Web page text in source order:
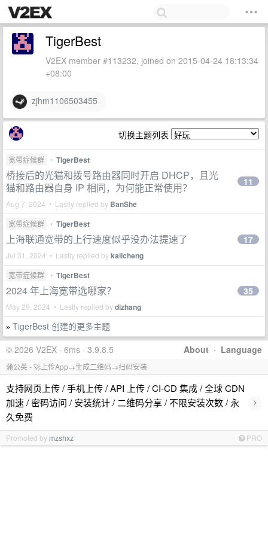
TigerBest
V2EX member #113232, joined on 2015-04-24 18:13:34
+08:00
zjhm1106503455
切换主题列表
宽带症候群 • TigerBest
桥接后的光猫和拨号路由器同时开启 DHCP，且光
猫和路由器自身 IP 相同，为何能正常使用？
Aug 7, 2024 • Lastly replied by BanShe
11
宽带症候群 • TigerBest
上海联通宽带的上行速度似乎没办法提速了
Jul 31, 2024 • Lastly replied bykalicheng
17
宽带症候群 • TigerBest
2024 年上海宽带选哪家？
May 29, 2024 • Lastly replied bydizhang
35
» TigerBest 创建的更多主题
About · Language
© 2026 V2EX · 6ms · 3.9.8.5
蒲公英 - 🚀上传App→生成二维码→扫码安装
支持网页上传 / 手机上传 / API 上传 / CI-CD 集成 / 全球 CDN
加速 / 密码访问 / 安装统计 / 二维码分享 / 不限安装次数 / 永
久免费
›
Promoted by mzshxz PRO